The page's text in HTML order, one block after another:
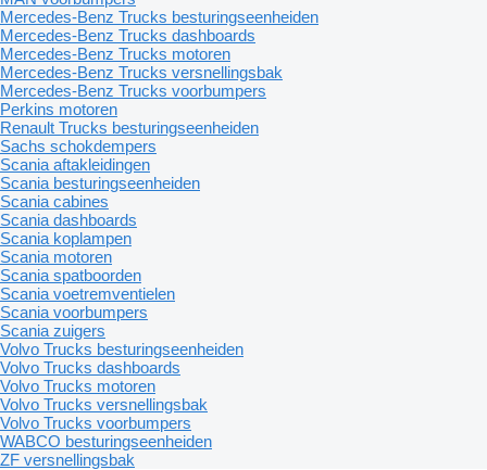
Mercedes-Benz Trucks besturingseenheiden
Mercedes-Benz Trucks dashboards
Mercedes-Benz Trucks motoren
Mercedes-Benz Trucks versnellingsbak
Mercedes-Benz Trucks voorbumpers
Perkins motoren
Renault Trucks besturingseenheiden
Sachs schokdempers
Scania aftakleidingen
Scania besturingseenheiden
Scania cabines
Scania dashboards
Scania koplampen
Scania motoren
Scania spatboorden
Scania voetremventielen
Scania voorbumpers
Scania zuigers
Volvo Trucks besturingseenheiden
Volvo Trucks dashboards
Volvo Trucks motoren
Volvo Trucks versnellingsbak
Volvo Trucks voorbumpers
WABCO besturingseenheiden
ZF versnellingsbak